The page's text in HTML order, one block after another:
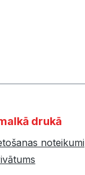
drukā
noteikumi